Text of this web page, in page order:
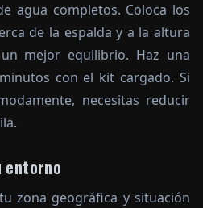
agua completos. Coloca los
de la espalda y a la altura
mejor equilibrio. Haz una
con el kit cargado. Si
necesitas reducir
entorno
zona geográfica y situación